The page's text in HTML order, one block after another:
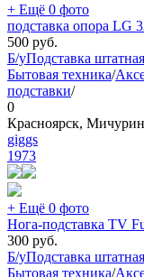
+ Ещё 0 фото
подставка опора LG
500 руб.
Б/уПодставка
Бытовая техника/
подставки/
0
Красноярск,
giggs
1973
+ Ещё 0 фото
Нога-подставка TV
300 руб.
Б/уПодставка
Бытовая техника/